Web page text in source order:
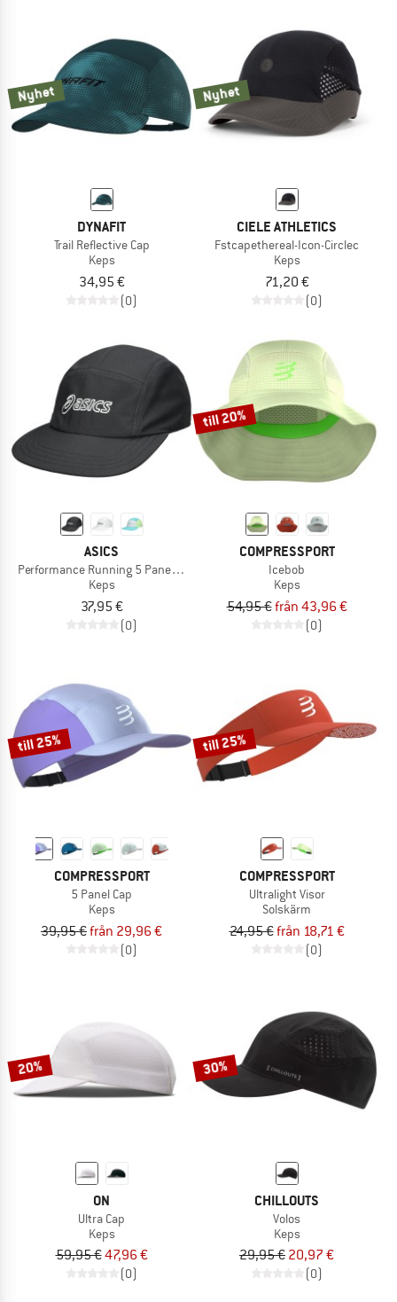
Nyhet
DYNAFIT
Trail Reflective Cap
Keps
34,95 €
(0)
Nyhet
CIELE ATHLETICS
Fstcapethereal-Icon-Circlec
Keps
71,20 €
(0)
ASICS
Performance Running 5 Panel Cap
Keps
37,95 €
(0)
till 20%
COMPRESSPORT
Icebob
Keps
54,95 €från 43,96 €
(0)
till 25%
COMPRESSPORT
5 Panel Cap
Keps
39,95 €från 29,96 €
(0)
till 25%
COMPRESSPORT
Ultralight Visor
Solskärm
24,95 €från 18,71 €
(0)
20%
ON
Ultra Cap
Keps
59,95 €47,96 €
(0)
30%
CHILLOUTS
Volos
Keps
29,95 € 20,97 €
(0)